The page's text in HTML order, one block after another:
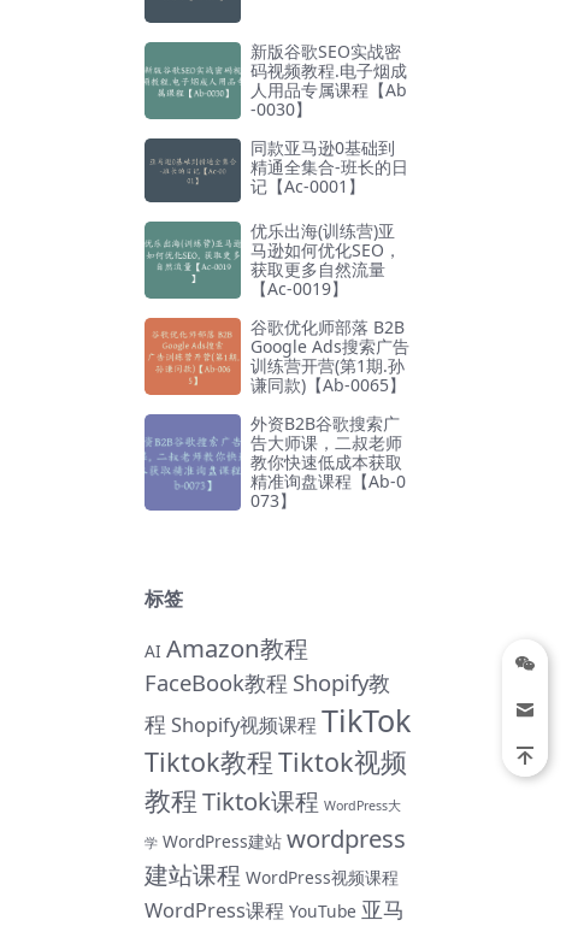
新版谷歌SEO实战密
码视频教程.电子烟成
人用品专属课程【Ab
-0030】
同款亚马逊0基础到
精通全集合-班长的日
记【Ac-0001】
优乐出海(训练营)亚
马逊如何优化SEO，
获取更多自然流量
【Ac-0019】
谷歌优化师部落 B2B
Google Ads搜索广告
训练营开营(第1期.孙
谦同款)【Ab-0065】
外资B2B谷歌搜索广
告大师课，二叔老师
教你快速低成本获取
精准询盘课程【Ab-0
073】
标签
AI Amazon教程
FaceBook教程 Shopify教
程 Shopify视频课程 TikTok
Tiktok教程Tiktok视频
教程Tiktok课程 WordPress大
学 WordPress建站 wordpress
建站课程 WordPress视频课程
WordPress课程 YouTube 亚马